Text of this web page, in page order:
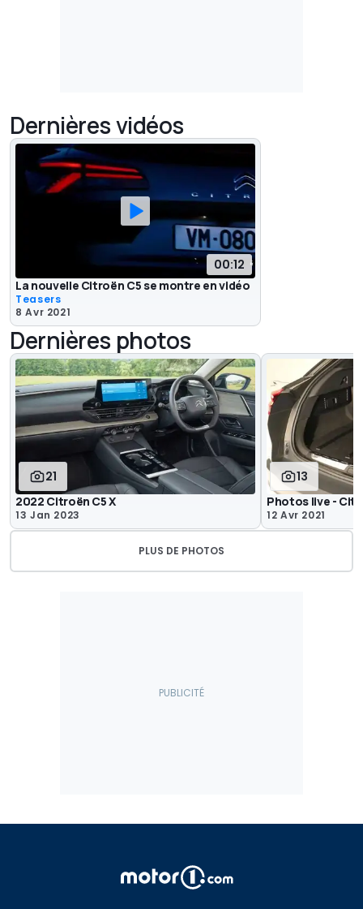
Dernières vidéos
00:12
La nouvelle Citroën C5 se montre en vidéo
Teasers
8 Avr 2021
Dernières photos
21
2022 Citroën C5 X
13 Jan 2023
13
Photos live -
12 Avr 2021
PLUS DE PHOTOS